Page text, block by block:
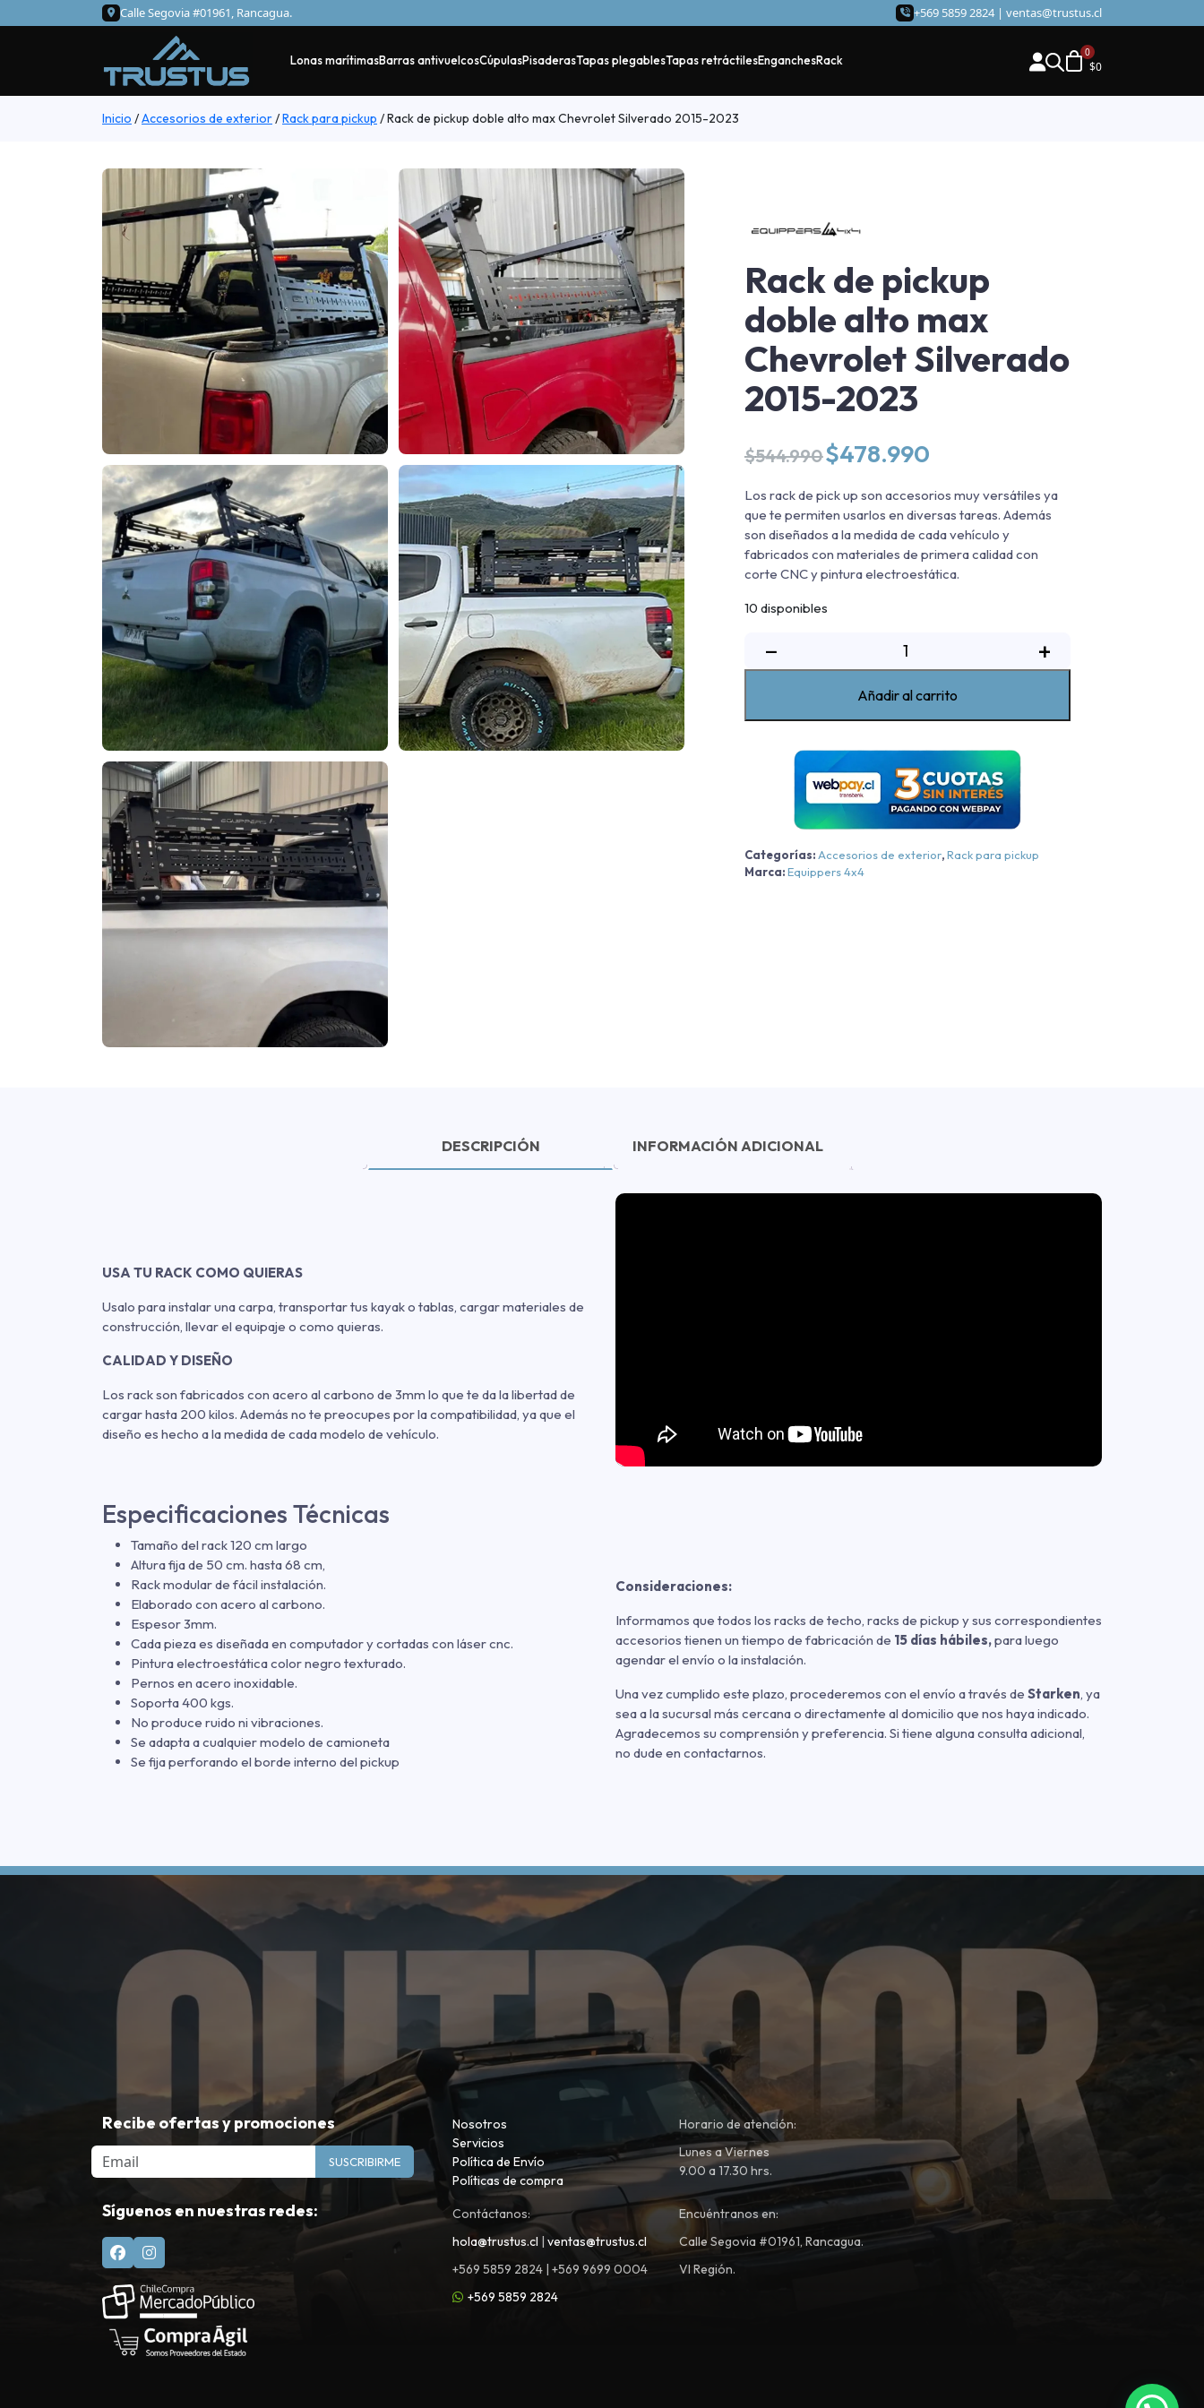
Calle Segovia #01961, Rancagua. +569 5859 2824 | ventas@trustus.cl
Lonas marítimasBarras antivuelcosCúpulasPisaderasTapas plegablesTapas retráctilesEnganchesRack $0
Inicio /Accesorios de exterior/Rack para pickup /Rack de pickup doble alto max Chevrolet Silverado 2015-2023
Rack de pickup
doble alto max
Chevrolet Silverado
2015-2023
$544.990 El
precio
original
era:
$544.990.
$478.990
actual
es:
$478.990.
Los rack de pick up son accesorios muy versátiles ya
que te permiten usarlos en diversas tareas. Además
son diseñados a la medida de cada vehículo y
fabricados con materiales de primera calidad con
corte CNC y pintura electroestática.
10 disponibles
−
de
max
Chevrolet
Silverado
2015-
cantidad
+
Añadir al carrito
Categorías: Accesorios de exterior,Rack para pickup
Marca:Equippers 4x4
DESCRIPCIÓN INFORMACIÓN ADICIONAL
USA TU RACK COMO QUIERAS
Usalo para instalar una carpa, transportar tus kayak o tablas, cargar materiales de
construcción, llevar el equipaje o como quieras.
CALIDAD Y DISEÑO
Los rack son fabricados con acero al carbono de 3mm lo que te da la libertad de
cargar hasta 200 kilos. Además no te preocupes por la compatibilidad, ya que el
diseño es hecho a la medida de cada modelo de vehículo.
Especificaciones Técnicas
Tamaño del rack 120 cm largo
Altura fija de 50 cm. hasta 68 cm,
Rack modular de fácil instalación.
Elaborado con acero al carbono.
Espesor 3mm.
Cada pieza es diseñada en computador y cortadas con láser cnc.
Pintura electroestática color negro texturado.
Pernos en acero inoxidable.
Soporta 400 kgs.
No produce ruido ni vibraciones.
Se adapta a cualquier modelo de camioneta
Se fija perforando el borde interno del pickup
Consideraciones:
Informamos que todos los racks de techo, racks de pickup y sus correspondientes
accesorios tienen un tiempo de fabricación de 15 días hábiles,para luego
agendar el envío o la instalación.
Una vez cumplido este plazo, procederemos con el envío a través de Starken , ya
sea a la sucursal más cercana o directamente al domicilio que nos haya indicado.
Agradecemos su comprensión y preferencia. Si tiene alguna consulta adicional,
no dude en contactarnos.
Recibe ofertas y promociones
Email SUSCRIBIRME
Síguenos en nuestras redes:
Nosotros
Servicios
Política de Envío
Políticas de compra
Horario de atención:
Lunes a Viernes
9.00 a 17.30 hrs.
Contáctanos:
hola@trustus.cl
ventas@trustus.cl
+569 5859 2824 | +569 9699 0004
+569 5859 2824
Encuéntranos en:
Calle Segovia #01961, Rancagua.
VI Región.